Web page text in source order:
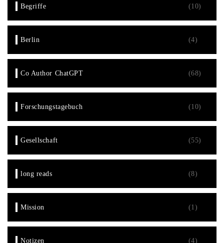
Begriffe (10)
Berlin (4)
Co Author ChatGPT (68)
Forschungstagebuch (10)
Gesellschaft (55)
long reads (8)
Mission (1)
Notizen (4)